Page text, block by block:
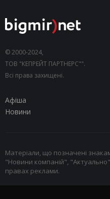
© 2000-2024,
ТОВ "КЕПРЕЙТ ПАРТНЕРС"".
Всі права захищені.
Афіша
Новини
Матеріали, що позначені
"Новини компаній",
правах реклами.